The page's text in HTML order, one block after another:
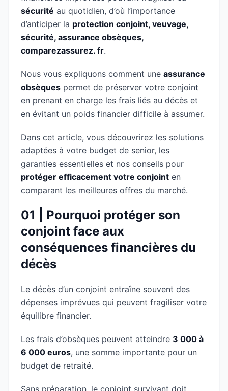
sécurité au quotidien, d’où l’importance
d’anticiper la protection conjoint, veuvage,
sécurité, assurance obsèques,
comparezassurez. fr.
Nous vous expliquons comment une assurance
obsèques permet de préserver votre conjoint
en prenant en charge les frais liés au décès et
en évitant un poids financier difficile à assumer.
Dans cet article, vous découvrirez les solutions
adaptées à votre budget de senior, les
garanties essentielles et nos conseils pour
protéger efficacement votre conjoint en
comparant les meilleures offres du marché.
01 | Pourquoi protéger son
conjoint face aux
conséquences financières du
décès
Le décès d’un conjoint entraîne souvent des
dépenses imprévues qui peuvent fragiliser votre
équilibre financier.
Les frais d’obsèques peuvent atteindre 3 000 à
6 000 euros, une somme importante pour un
budget de retraité.
Sans préparation, le conjoint survivant doit